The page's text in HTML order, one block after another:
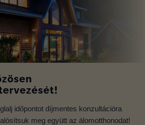
időpontot díjmentes konzultációra
meg együtt az álomotthonodat!